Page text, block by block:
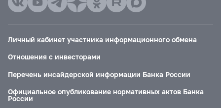
Личный кабинет участника информационного обмена
Отношения с инвесторами
Перечень инсайдерской информации Банка России
Официальное опубликование нормативных актов Банка
России